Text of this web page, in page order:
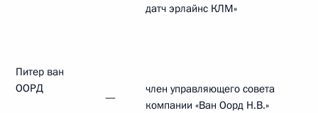
датч эрлайнс КЛМ»
Питер ван
ООРД
—
член управляющего совета
компании «Ван Оорд Н.В.»